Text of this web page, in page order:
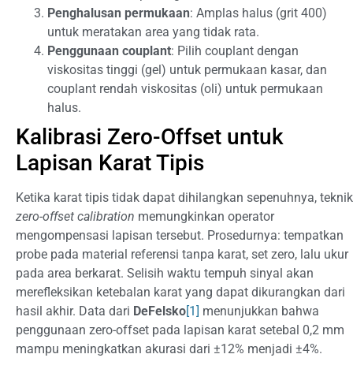
Penghalusan permukaan: Amplas halus (grit 400)
untuk meratakan area yang tidak rata.
Penggunaan couplant: Pilih couplant dengan
viskositas tinggi (gel) untuk permukaan kasar, dan
couplant rendah viskositas (oli) untuk permukaan
halus.
Kalibrasi Zero-Offset untuk
Lapisan Karat Tipis
Ketika karat tipis tidak dapat dihilangkan sepenuhnya, teknik
zero-offset calibration memungkinkan operator
mengompensasi lapisan tersebut. Prosedurnya: tempatkan
probe pada material referensi tanpa karat, set zero, lalu ukur
pada area berkarat. Selisih waktu tempuh sinyal akan
merefleksikan ketebalan karat yang dapat dikurangkan dari
hasil akhir. Data dari DeFelsko[1] menunjukkan bahwa
penggunaan zero-offset pada lapisan karat setebal 0,2 mm
mampu meningkatkan akurasi dari ±12% menjadi ±4%.